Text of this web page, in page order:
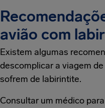
avião com
Existem algumas
descomplicar a viagem
sofrem de labirintite.
Consultar um médico